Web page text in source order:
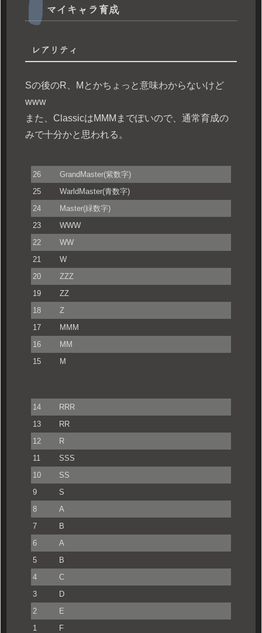
マイキャラ育成
レアリティ
Sの後のR、Mとかちょっと意味わからないけど
www
また、ClassicはMMMまでぽいので、通常育成の
みで十分かと思われる。
26
GrandMaster(紫数字)
25
WarldMaster(青数字)
24
Master(緑数字)
23
WWW
22
WW
21
W
20
ZZZ
19
ZZ
18
Z
17
MMM
16
MM
15
M
14
RRR
13
RR
12
R
11
SSS
10
SS
9
S
8
A
7
B
6
A
5
B
4
C
3
D
2
E
1
F